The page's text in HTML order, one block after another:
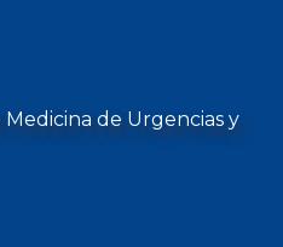
de Urgencias y